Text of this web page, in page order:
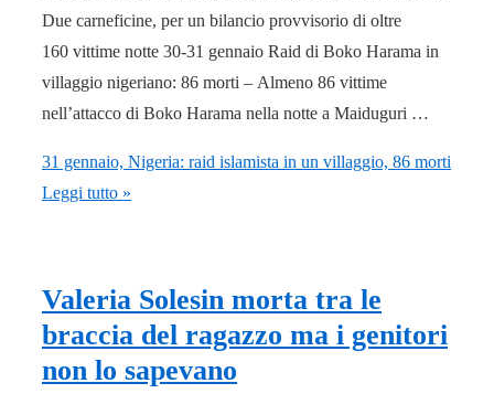
Due carneficine, per un bilancio provvisorio di oltre
160 vittime notte 30-31 gennaio Raid di Boko Harama in
villaggio nigeriano: 86 morti – Almeno 86 vittime
nell’attacco di Boko Harama nella notte a Maiduguri …
31 gennaio, Nigeria: raid islamista in un villaggio, 86 morti
Leggi tutto »
Valeria Solesin morta tra le
braccia del ragazzo ma i genitori
non lo sapevano